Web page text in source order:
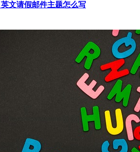
文请假邮件主题怎么写